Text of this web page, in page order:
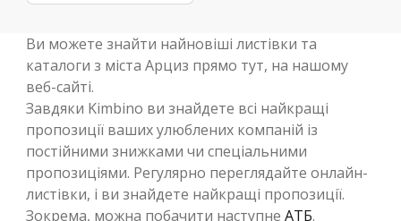
Ви можете знайти найновіші листівки та
каталоги з міста Арциз прямо тут, на нашому
веб-сайті.
Завдяки Kimbino ви знайдете всі найкращі
пропозиції ваших улюблених компаній із
постійними знижками чи спеціальними
пропозиціями. Регулярно переглядайте онлайн-
листівки, і ви знайдете найкращі пропозиції.
Зокрема, можна побачити наступне АТБ.